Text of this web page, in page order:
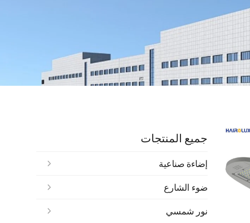
جميع المنتجات
إضاءة صناعية
ضوء الشارع
نور شمسي